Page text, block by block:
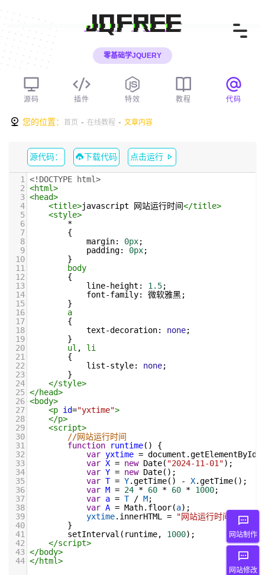
JQFREE
零基础学JQUERY
源码 插件 特效 教程 代码
您的位置： 首页 - 在线教程 - 文章内容
源代码： 下载代码 点击运行
1
<!DOCTYPE html>
2 <html>
3 <head>
4
<title>javascript 网站运行时间</title>
5
<style>
6
        *
7
        {
8
margin: 0px;
9
padding: 0px;
10
        }
11
body
12
        {
13
line-height : 1.5;
14
font-family: 微软雅黑;
15
        }
16
a
17
        {
18
text-decoration: none;
19
        }
20
ul , li
21
        {
22
list-style: none;
23
        }
24
</style>
25 </head>
26 <body>
27
<p id="yxtime">
28
</p>
29
<script>
30
//网站运行时间
31
function runtime() {
32
var yxtime = document .getElementById
33
var X = new Date( "2024-11-01");
34
var Y = new Date();
35
var T = Y.getTime() - X.getTime();
36
var M = 24 * 60 * 60 * 1000;
37
var a = T / M;
38
var A = Math. floor(a);
39
yxtime. innerHTML = "网站运行时间："
40
        }
41
setInterval ( runtime, 1000);
42
</script>
43 </body>
44 </html>
网站制作
网站修改